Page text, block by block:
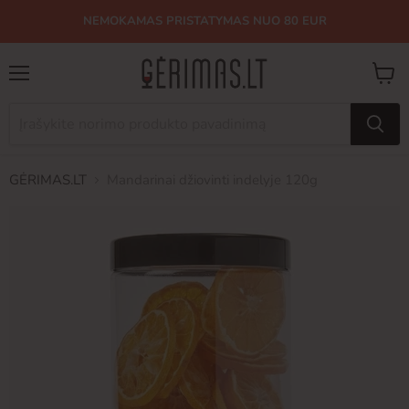
NEMOKAMAS PRISTATYMAS NUO 80 EUR
GĖRIMAS.LT